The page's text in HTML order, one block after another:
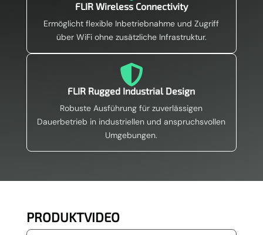
FLIR Wireless Connectivity
Ermöglicht flexible Inbetriebnahme und Zugriff
über WiFi ohne zusätzliche Infrastruktur.

FLIR Rugged Industrial Design
Robuste Ausführung für zuverlässigen
Dauerbetrieb in industriellen und anspruchsvollen
Umgebungen.
PRODUKTVIDEO